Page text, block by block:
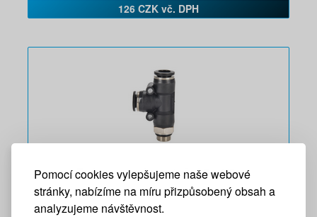
Pomocí cookies vylepšujeme naše webové
stránky, nabízíme na míru přizpůsobený obsah a
analyzujeme návštěvnost.
126 CZK vč. DPH
T - kus se zavitem otočný 8 x 1/2a